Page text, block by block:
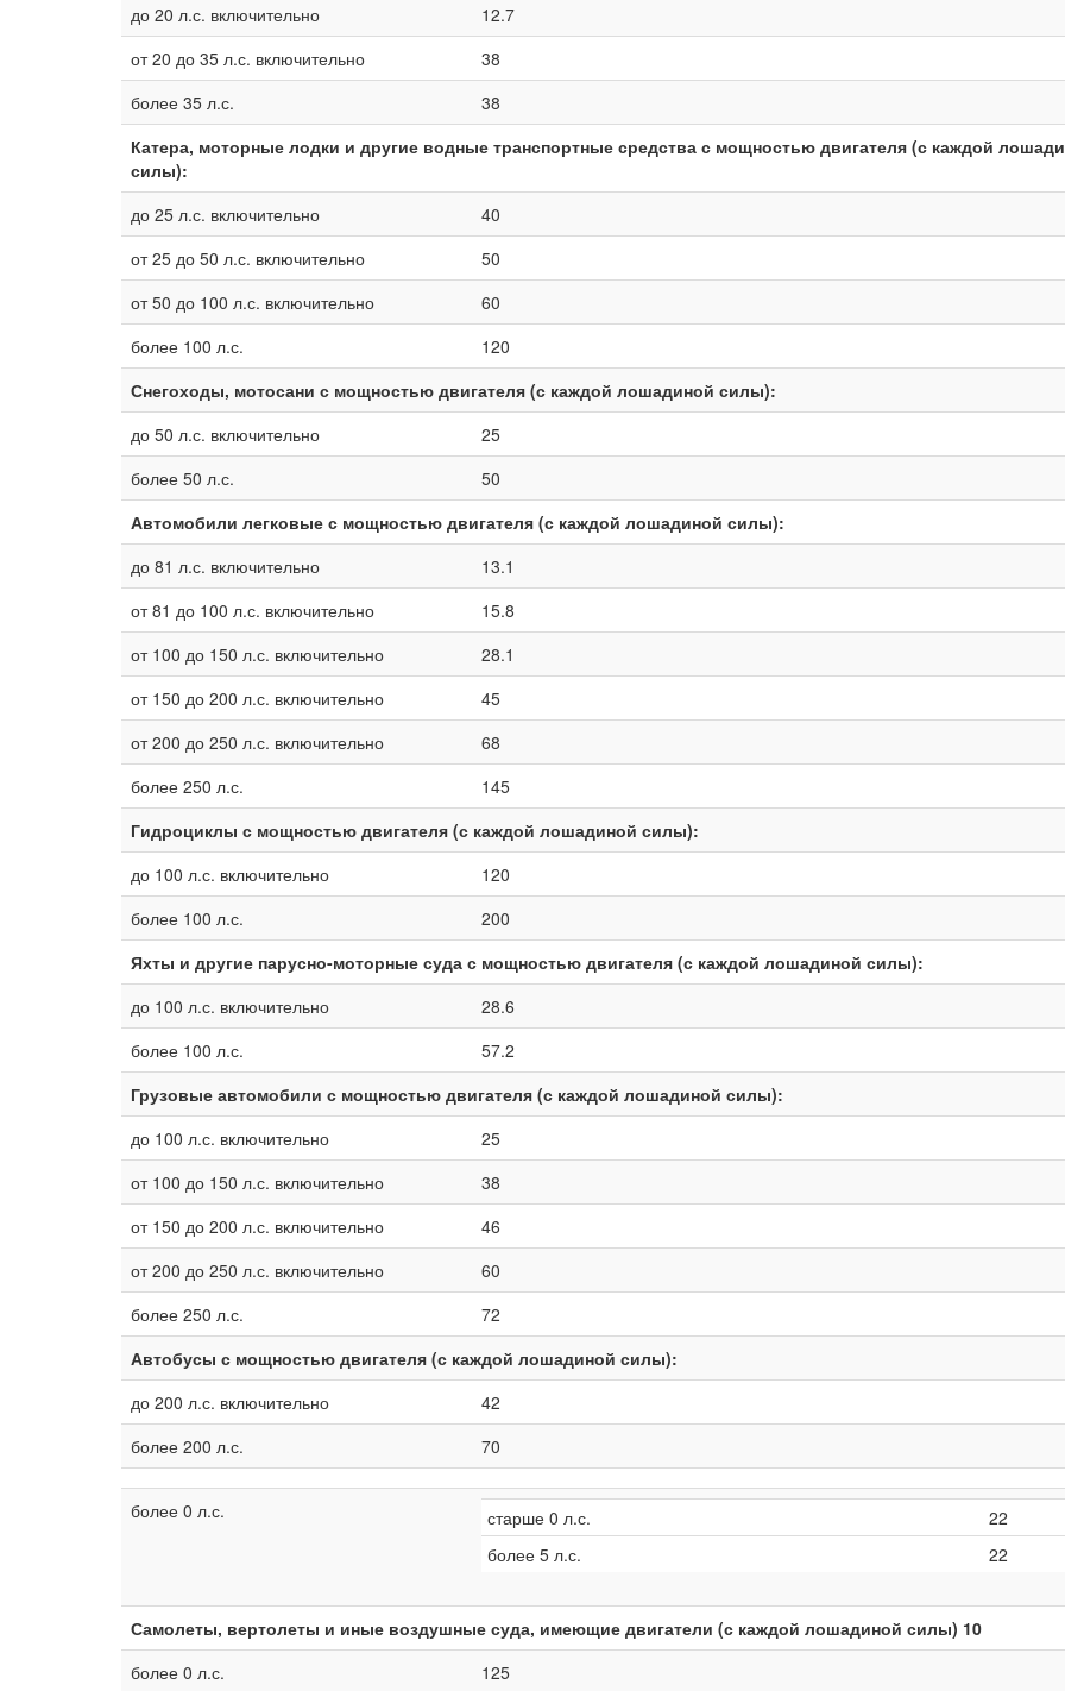
до 20 л.с. включительно
12.7
от 20 до 35 л.с. включительно
38
более 35 л.с.
38
Катера, моторные лодки и другие водные транспортные средства с мощностью двигателя (с каждой
силы):
до 25 л.с. включительно
40
от 25 до 50 л.с. включительно
50
от 50 до 100 л.с. включительно
60
более 100 л.с.
120
Снегоходы, мотосани с мощностью двигателя (с каждой лошадиной силы):
до 50 л.с. включительно
25
более 50 л.с.
50
Автомобили легковые с мощностью двигателя (с каждой лошадиной силы):
до 81 л.с. включительно
13.1
от 81 до 100 л.с. включительно
15.8
от 100 до 150 л.с. включительно
28.1
от 150 до 200 л.с. включительно
45
от 200 до 250 л.с. включительно
68
более 250 л.с.
145
Гидроциклы с мощностью двигателя (с каждой лошадиной силы):
до 100 л.с. включительно
120
более 100 л.с.
200
Яхты и другие парусно-моторные суда с мощностью двигателя (с каждой лошадиной силы):
до 100 л.с. включительно
28.6
более 100 л.с.
57.2
Грузовые автомобили с мощностью двигателя (с каждой лошадиной силы):
до 100 л.с. включительно
25
от 100 до 150 л.с. включительно
38
от 150 до 200 л.с. включительно
46
от 200 до 250 л.с. включительно
60
более 250 л.с.
72
Автобусы с мощностью двигателя (с каждой лошадиной силы):
до 200 л.с. включительно
42
более 200 л.с.
70
более 0 л.с. старше 0 л.с.
22
более 5 л.с.
22
Самолеты, вертолеты и иные воздушные суда, имеющие двигатели (с каждой лошадиной силы) 10
более 0 л.с.
125